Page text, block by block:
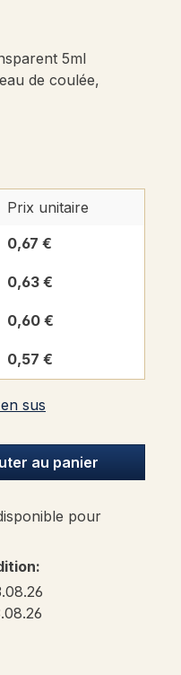
Prix unitaire
0,67 €
0,63 €
0,60 €
0,57 €
sus
au panier
pour